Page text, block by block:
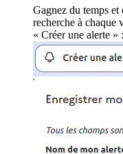
Gagnez du temps et
recherche à chaque
« Créer une alerte » :